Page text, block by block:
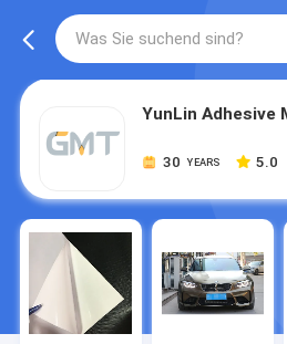
YunLin Adhesive
30 YEARS 5.0